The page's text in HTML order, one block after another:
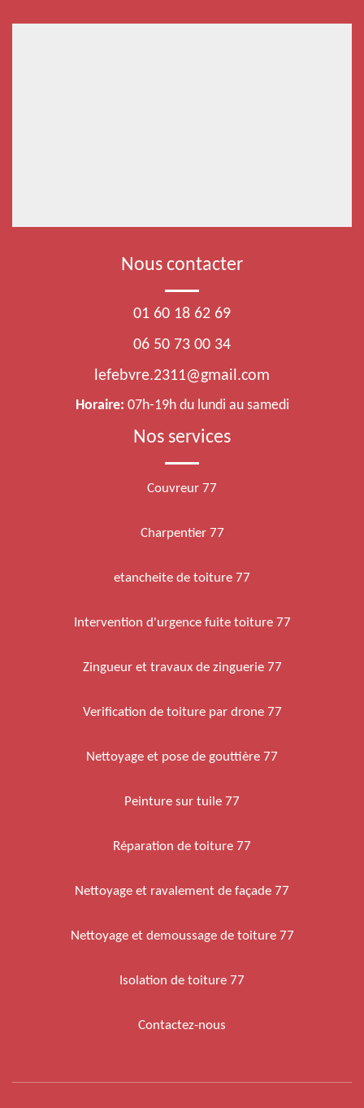
Nous contacter
01 60 18 62 69
06 50 73 00 34
lefebvre.2311@gmail.com
Horaire: 07h-19h du lundi au samedi
Nos services
Couvreur 77
Charpentier 77
etancheite de toiture 77
Intervention d'urgence fuite toiture 77
Zingueur et travaux de zinguerie 77
Verification de toiture par drone 77
Nettoyage et pose de gouttière 77
Peinture sur tuile 77
Réparation de toiture 77
Nettoyage et ravalement de façade 77
Nettoyage et demoussage de toiture 77
Isolation de toiture 77
Contactez-nous